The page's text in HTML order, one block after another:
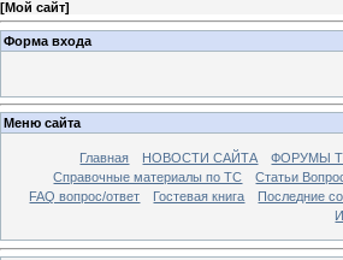
[Мой сайт]
Форма входа
Меню сайта
Главная НОВОСТИ САЙТА ФОРУМЫ
Справочные материалы по TС
Статьи
FAQ вопрос/ответ
Гостевая книга Последние